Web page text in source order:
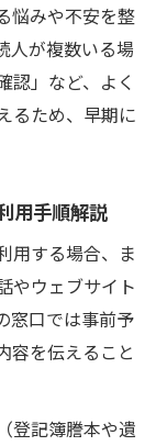
悩みや不安を整
人が複数いる場
認」など、よく
るため、早期に
用手順解説
用する場合、ま
やウェブサイト
窓口では事前予
容を伝えること
登記簿謄本や遺